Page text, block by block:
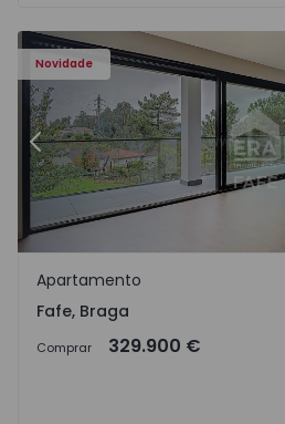
Novidade
Anterior
Fafe, Braga
Apartamento
Fafe, Braga
Comprar 329.900 €